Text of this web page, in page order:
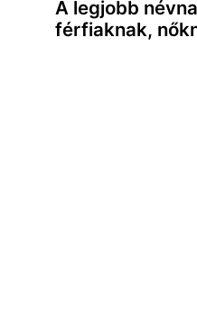
A legjobb
férfiaknak,